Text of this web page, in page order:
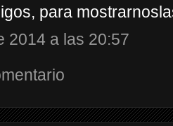
para
2014 a las 20:57